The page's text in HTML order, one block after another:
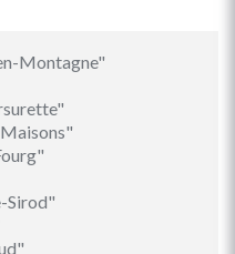
Montagne"
Sirod"